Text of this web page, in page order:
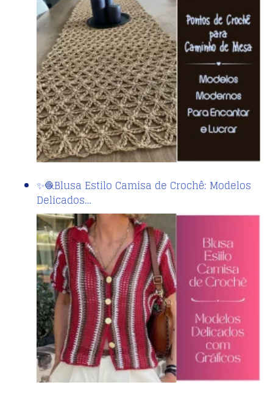
✨🧶Blusa Estilo Camisa de Crochê: Modelos
Delicados…